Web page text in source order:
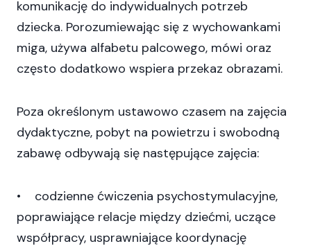
komunikację do indywidualnych potrzeb
dziecka. Porozumiewając się z wychowankami
miga, używa alfabetu palcowego, mówi oraz
często dodatkowo wspiera przekaz obrazami.
Poza określonym ustawowo czasem na zajęcia
dydaktyczne, pobyt na powietrzu i swobodną
zabawę odbywają się następujące zajęcia:
• codzienne ćwiczenia psychostymulacyjne,
poprawiające relacje między dziećmi, uczące
współpracy, usprawniające koordynację